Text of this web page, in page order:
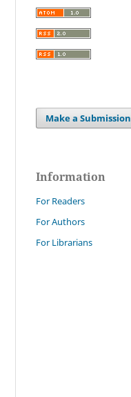
Make a Submission
Information
For Readers
For Authors
For Librarians